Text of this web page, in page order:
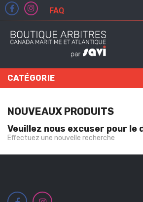
FAQ
CATÉGORIE
NOUVEAUX PRODUITS
Veuillez nous excuser pour le
Effectuez une nouvelle recherche